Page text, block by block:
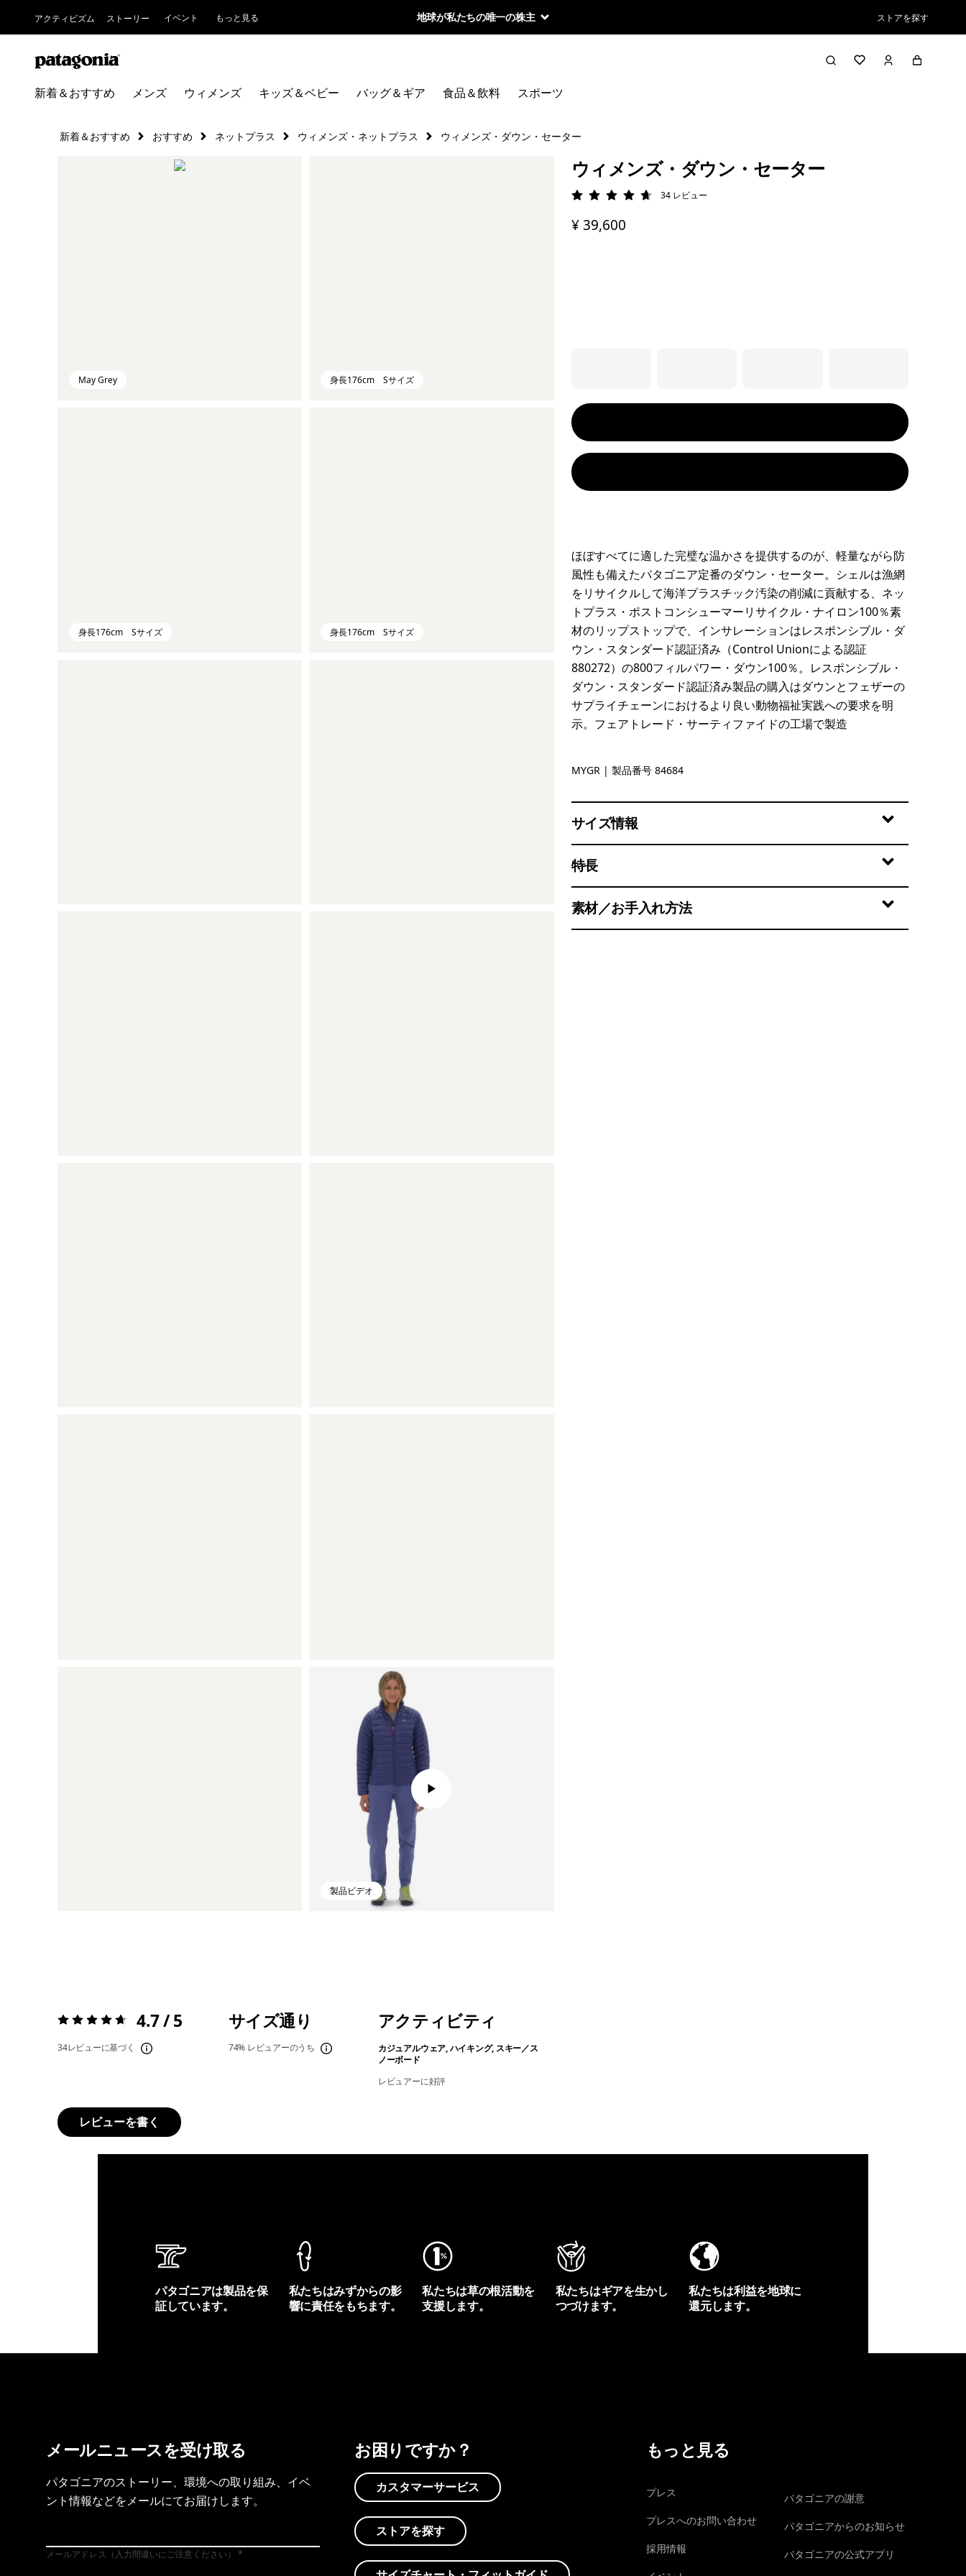
アクティビズム ストーリー イベント もっと見る 地球が私たちの唯一の株主 ストアを探す
新着＆おすすめ メンズ ウィメンズ キッズ＆ベビー バッグ＆ギア 食品＆飲料 スポーツ
新着＆おすすめ おすすめ ネットプラス ウィメンズ・ネットプラス ウィメンズ・ダウン・セーター
May Grey 身長176cm Sサイズ
身長176cm Sサイズ 身長176cm Sサイズ
製品ビデオ
ウィメンズ・ダウン・セーター
評価: 4.7 / 5
34 レビュー
¥ 39,600
ほぼすべてに適した完璧な温かさを提供するのが、軽量ながら防
風性も備えたパタゴニア定番のダウン・セーター。シェルは漁網
をリサイクルして海洋プラスチック汚染の削減に貢献する、ネッ
トプラス・ポストコンシューマーリサイクル・ナイロン100％素
材のリップストップで、インサレーションはレスポンシブル・ダ
ウン・スタンダード認証済み（Control Unionによる認証
880272）の800フィルパワー・ダウン100％。レスポンシブル・
ダウン・スタンダード認証済み製品の購入はダウンとフェザーの
サプライチェーンにおけるより良い動物福祉実践への要求を明
示。フェアトレード・サーティファイドの工場で製造
May Grey
MYGR | 製品番号 84684
サイズ情報
特長
素材／お手入れ方法
評価:4.7 / 5 4.7 / 5
34レビューに基づく
サイズ通り
74% レビュアーのうち
アクティビティ
カジュアルウェア, ハイキング, スキー／ス
ノーボード
レビュアーに好評
レビューを書く
パタゴニアは製品を保
証しています。
私たちはみずからの影
響に責任をもちます。
私たちは草の根活動を
支援します。
私たちはギアを生かし
つづけます。
私たちは利益を地球に
還元します。
メールニュースを受け取る
パタゴニアのストーリー、環境への取り組み、イベ
ント情報などをメールにてお届けします。
メールアドレス（入力間違いにご注意ください）
お困りですか？
カスタマーサービス
ストアを探す
もっと見る
プレス
プレスへのお問い合わせ
採用情報
パタゴニアの謝意
パタゴニアからのお知らせ
パタゴニアの公式アプリ